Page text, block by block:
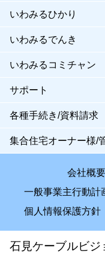
いわみるひかり
いわみるでんき
いわみるコミチャン
サポート
各種手続き/資料請求
集合住宅オーナー様/
会社概要
一般事業主行動計
個人情報保護方針
石見ケーブルビジ